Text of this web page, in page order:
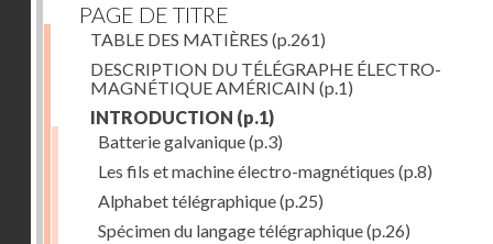
PAGE DE TITRE
TABLE DES MATIÈRES (p.261)
DESCRIPTION DU TÉLÉGRAPHE ÉLECTRO-
MAGNÉTIQUE AMÉRICAIN (p.1)
INTRODUCTION (p.1)
Batterie galvanique(p.3)
Les fils et machine électro-magnétiques (p.8)
Alphabet télégraphique(p.25)
Spécimen du langage télégraphique(p.26)